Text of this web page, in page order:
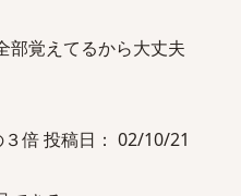
部覚えてるから大丈夫
倍 投稿日： 02/10/21